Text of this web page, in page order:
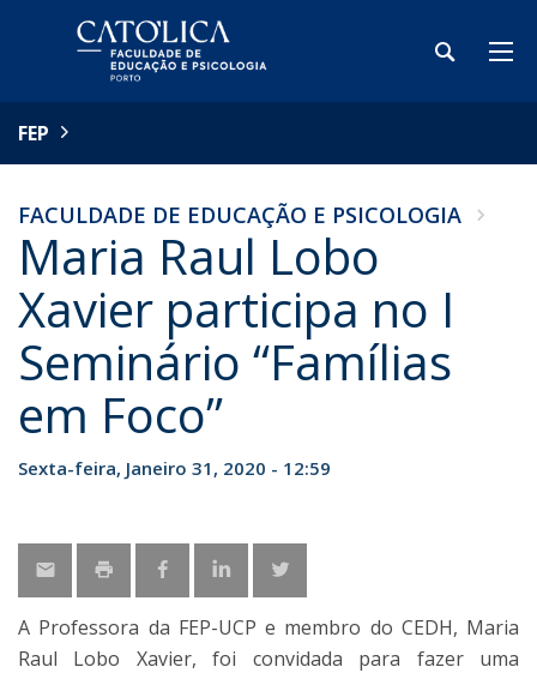
FEP
FACULDADE DE EDUCAÇÃO E PSICOLOGIA
Maria Raul Lobo
Xavier participa no I
Seminário “Famílias
em Foco”
Sexta-feira, Janeiro 31, 2020 - 12:59
A Professora da FEP-UCP e membro do CEDH, Maria
Raul Lobo Xavier, foi convidada para fazer uma